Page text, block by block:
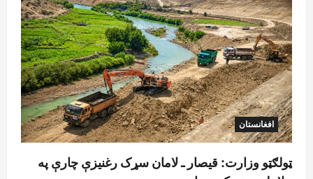
افغانستان
ټولګټو وزارت: قیصار ـ لامان سړک رغنیزې چارې په